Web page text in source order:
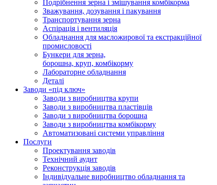
Подрібнення зерна і змішування комбікорма
Зважування, дозування і пакування
Транспортування зерна
Аспірація і вентиляція
Обладнання для масложирової та екстракційної
промисловості
Бункери для зерна,
борошна, круп, комбікорму
Лабораторне обладнання
Деталі
Заводи «під ключ»
Заводи з виробництва крупи
Заводи з виробництва пластівців
Заводи з виробництва борошна
Заводи з виробництва комбікорму
Автоматизовані системи управління
Послуги
Проектування заводів
Технічний аудит
Реконструкція заводів
Індивідуальне виробництво обладнання та